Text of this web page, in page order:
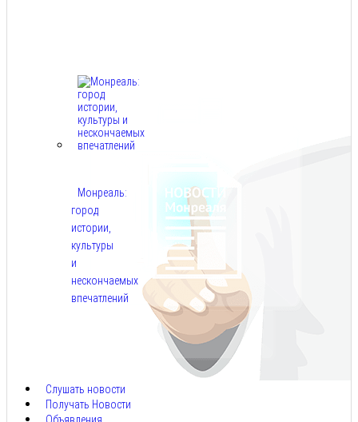
Монреаль:
город
истории,
культуры
и
нескончаемых
впечатлений
Слушать новости
Получать Новости